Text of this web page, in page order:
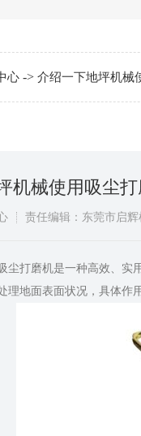
心 -> 介绍一下地坪机械
机械使用吸尘
责任编辑：东莞市启辉
尘打磨机是一种高效、实
理地面表面状况，具体作